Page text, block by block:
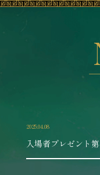
2025.04.08
入場者プレゼント